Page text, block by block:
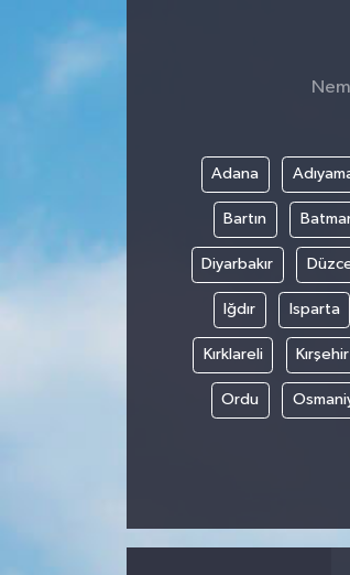
Adana
Bartın
Diyarbakır
Iğdır Isparta
Kırklareli Kırşehir
Ordu